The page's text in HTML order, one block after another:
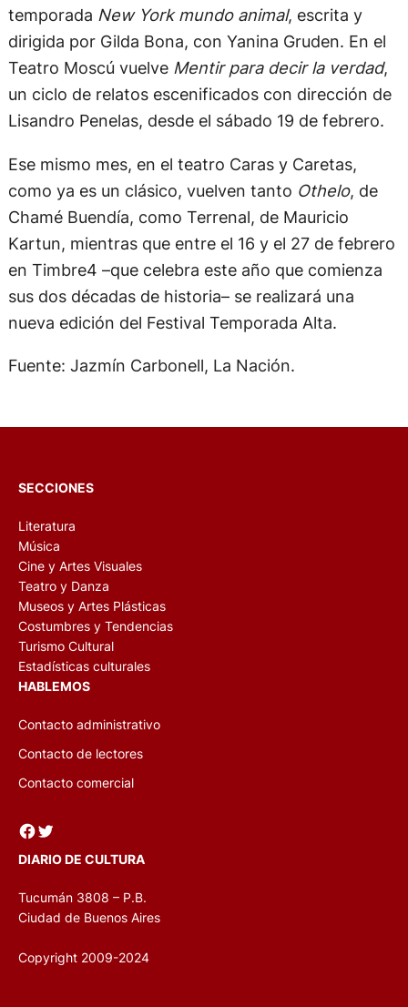
temporada New York mundo animal, escrita y
dirigida por Gilda Bona, con Yanina Gruden. En el
Teatro Moscú vuelve Mentir para decir la verdad,
un ciclo de relatos escenificados con dirección de
Lisandro Penelas, desde el sábado 19 de febrero.
Ese mismo mes, en el teatro Caras y Caretas,
como ya es un clásico, vuelven tanto Othelo, de
Chamé Buendía, como Terrenal, de Mauricio
Kartun, mientras que entre el 16 y el 27 de febrero
en Timbre4 –que celebra este año que comienza
sus dos décadas de historia– se realizará una
nueva edición del Festival Temporada Alta.
Fuente: Jazmín Carbonell, La Nación.
SECCIONES
Literatura
Música
Cine y Artes Visuales
Teatro y Danza
Museos y Artes Plásticas
Costumbres y Tendencias
Turismo Cultural
Estadísticas culturales
HABLEMOS
Contacto administrativo
Contacto de lectores
Contacto comercial
Facebook Twitter
DIARIO DE CULTURA
Tucumán 3808 – P.B.
Ciudad de Buenos Aires
Copyright 2009-2024